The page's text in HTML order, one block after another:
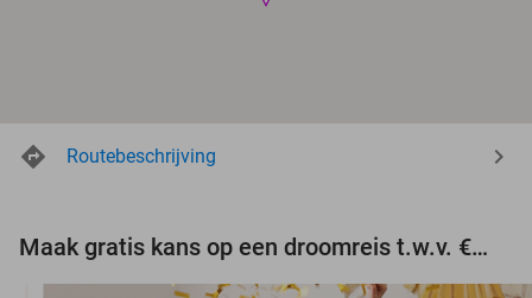
Routebeschrijving
Maak gratis kans op een droomreis t.w.v. €3.000!